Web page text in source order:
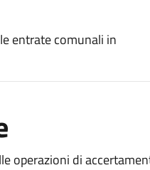
entrate comunali in
operazioni di